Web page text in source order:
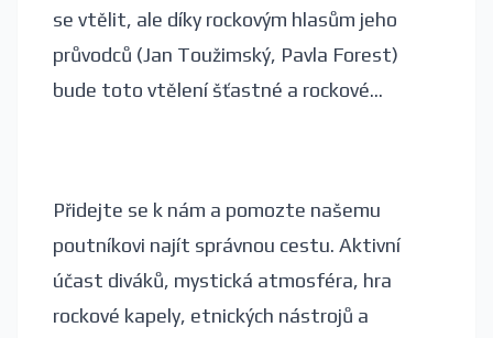
se vtělit, ale díky rockovým hlasům jeho
průvodců (Jan Toužimský, Pavla Forest)
bude toto vtělení šťastné a rockové...
Přidejte se k nám a pomozte našemu
poutníkovi najít správnou cestu. Aktivní
účast diváků, mystická atmosféra, hra
rockové kapely, etnických nástrojů a